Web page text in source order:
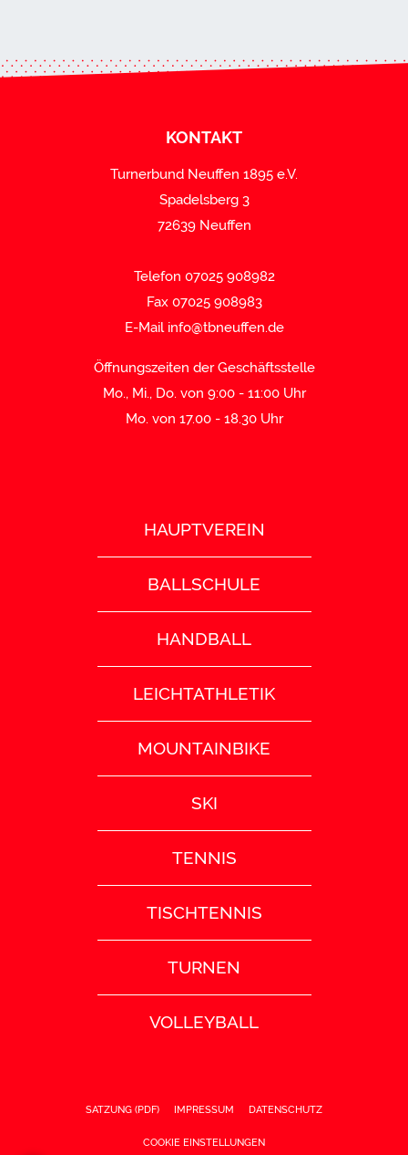
KONTAKT
Turnerbund Neuffen 1895 e.V.
Spadelsberg 3
72639 Neuffen
Telefon 07025 908982
Fax 07025 908983
E-Mail info@tbneuffen.de
Öffnungszeiten der Geschäftsstelle
Mo., Mi., Do. von 9:00 - 11:00 Uhr
Mo. von 17.00 - 18.30 Uhr
HAUPTVEREIN
BALLSCHULE
HANDBALL
LEICHTATHLETIK
MOUNTAINBIKE
SKI
TENNIS
TISCHTENNIS
TURNEN
VOLLEYBALL
SATZUNG (PDF) IMPRESSUM DATENSCHUTZ
COOKIE EINSTELLUNGEN